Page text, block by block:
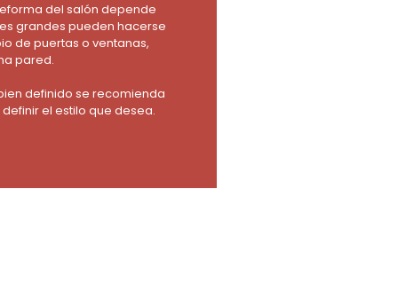
del salón depende
grandes pueden hacerse
de puertas o ventanas,
pared.
definido se recomienda
el estilo que desea.